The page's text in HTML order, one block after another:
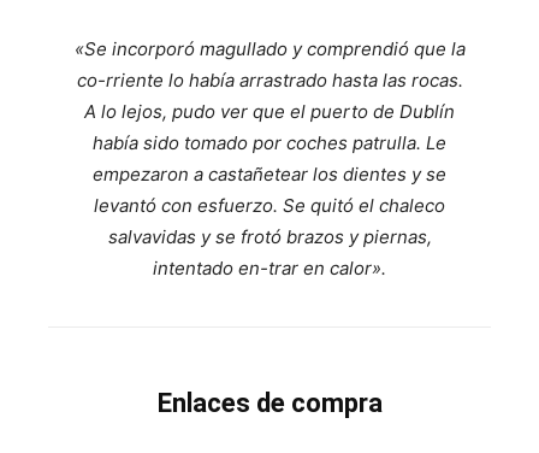
«Se incorporó magullado y comprendió que la
co-rriente lo había arrastrado hasta las rocas.
A lo lejos, pudo ver que el puerto de Dublín
había sido tomado por coches patrulla. Le
empezaron a castañetear los dientes y se
levantó con esfuerzo. Se quitó el chaleco
salvavidas y se frotó brazos y piernas,
intentado en-trar en calor».
Enlaces de compra